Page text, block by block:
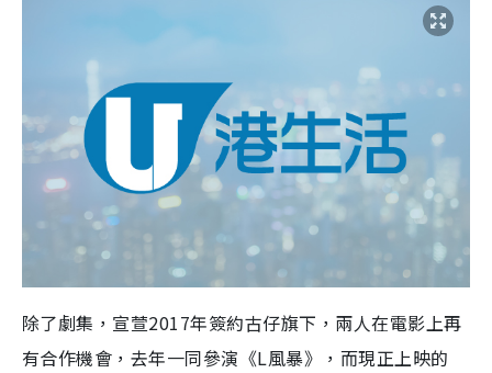
除了劇集，宣萱2017年簽約古仔旗下，兩人在電影上再
有合作機會，去年一同參演《L風暴》，而現正上映的